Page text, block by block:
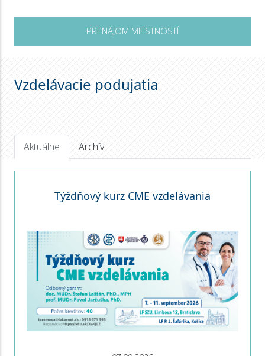
PRENÁJOM MIESTNOSTÍ
Vzdelávacie podujatia
Aktuálne Archív
Týždňový kurz CME vzdelávania